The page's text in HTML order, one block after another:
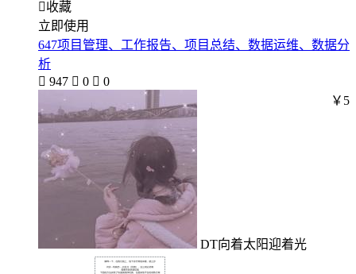
收藏
立即使用
647项目管理、工作报告、项目总结、数据运维、数据分
析
 947  0  0
DT向着太阳迎着光
￥5